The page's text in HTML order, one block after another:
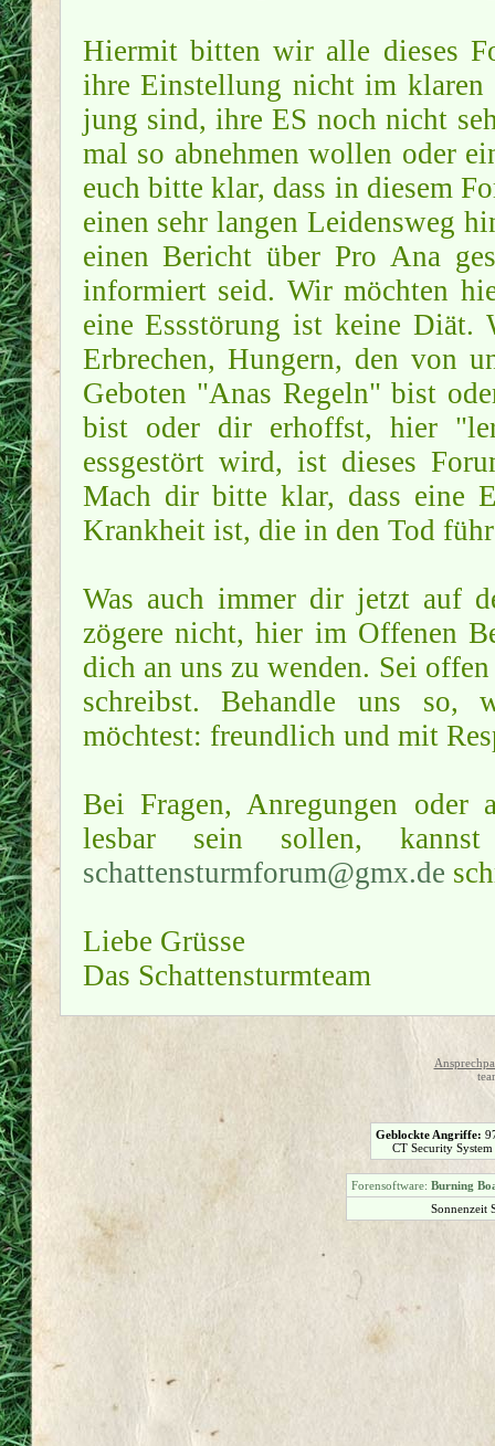
Hiermit bitten wir alle dieses
ihre Einstellung nicht im klaren
jung sind, ihre ES noch nicht
mal so abnehmen wollen oder
euch bitte klar, dass in diesem
einen sehr langen Leidensweg
einen Bericht über Pro Ana
informiert seid. Wir möchten
eine Essstörung ist keine Diät.
Erbrechen, Hungern, den von
Geboten "Anas Regeln" bist
bist oder dir erhoffst, hier
essgestört wird, ist dieses
Mach dir bitte klar, dass eine
Krankheit ist, die in den Tod
Was auch immer dir jetzt auf
zögere nicht, hier im Offenen
dich an uns zu wenden. Sei
schreibst. Behandle uns so,
möchtest: freundlich und mit
Bei Fragen, Anregungen
lesbar sein sollen,
schattensturmforum@gmx.de
Liebe Grüsse
Das Schattensturmteam
Geblockte Angriffe:
CT Security
Forensoftware: Burning
Sonnenzeit